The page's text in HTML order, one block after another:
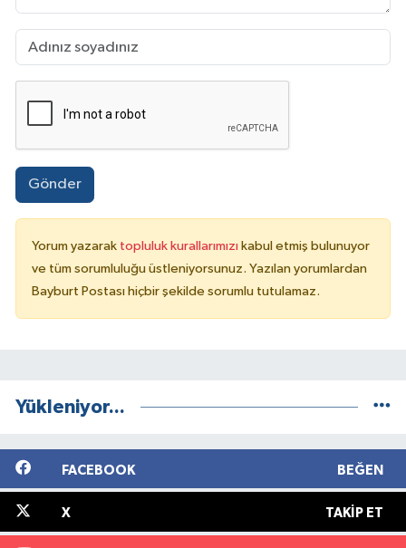
Gönder
Yorum yazarak topluluk kurallarımızı kabul etmiş bulunuyor
ve tüm sorumluluğu üstleniyorsunuz. Yazılan yorumlardan
Bayburt Postası hiçbir şekilde sorumlu tutulamaz.
Yükleniyor...
FACEBOOK BEĞEN
X TAKIP ET